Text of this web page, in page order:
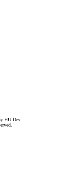
HU-Dev